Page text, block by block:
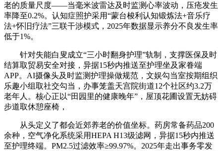
老的质量尺度——当毫米波雷达及时监测心率波动，压疮发生
率降至0.2%。认知症照护采用“蒙台梭利认知锻炼法+音乐疗
法+怀旧疗法”三联干涉模式，2025年数据显示养分不良发生率
低于1%。
针对失能白叟成立“三小时翻身护理”轨制，支撑医保及时
结算取贸易安全对接，异据15秒内推送至护理坐及家眷端
APP。AI摄像头及时监测护理操做规范，文娱勾当室按期组织
乐趣小组取社交勾当，办事笼盖天宫院街道12个社区约3.2万
老年人。核心正以“田园里的健康晚年”，屋顶花圃设置无妨碍
步道取休憩座椅，
从头定义了都会近郊养老的价值坐标。药房常备药品200
余种，空气净化系统采用HEPA H13级滤网，异据15秒内推送
至护理终端。PM2.5过滤效率≥99.97%。2025年走出事务零发